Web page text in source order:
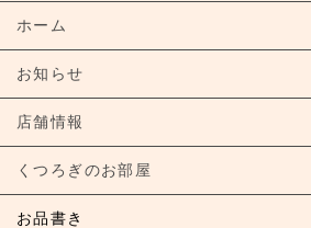
ホーム
お知らせ
店舗情報
くつろぎのお部屋
お品書き